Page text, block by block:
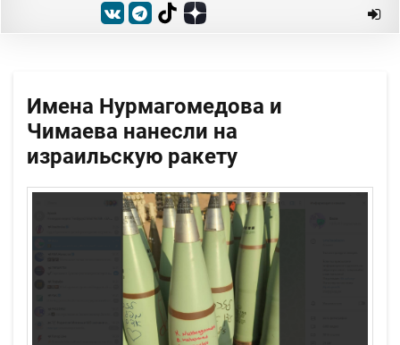
Имена Нурмагомедова и
Чимаева нанесли на
израильскую ракету